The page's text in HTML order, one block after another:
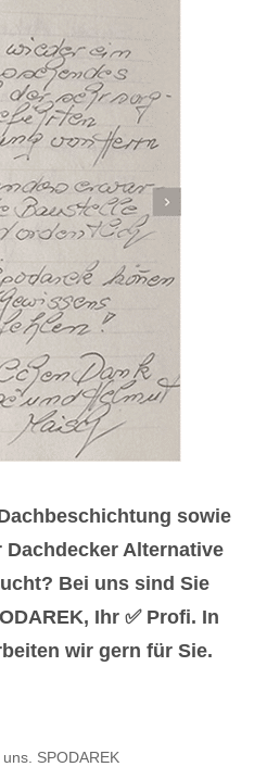
sowie
Alternative
Bei uns sind Sie
Ihr ✅ Profi. In
wir gern für Sie.
SPODAREK